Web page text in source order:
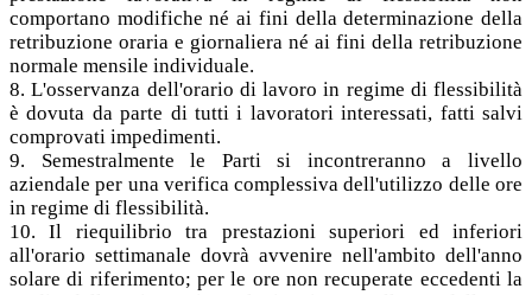
comportano modifiche né ai fini della determinazione della
retribuzione oraria e giornaliera né ai fini della retribuzione
normale mensile individuale.
8. L'osservanza dell'orario di lavoro in regime di flessibilità
è dovuta da parte di tutti i lavoratori interessati, fatti salvi
comprovati impedimenti.
9. Semestralmente le Parti si incontreranno a livello
aziendale per una verifica complessiva dell'utilizzo delle ore
in regime di flessibilità.
10. Il riequilibrio tra prestazioni superiori ed inferiori
all'orario settimanale dovrà avvenire nell'ambito dell'anno
solare di riferimento; per le ore non recuperate eccedenti la